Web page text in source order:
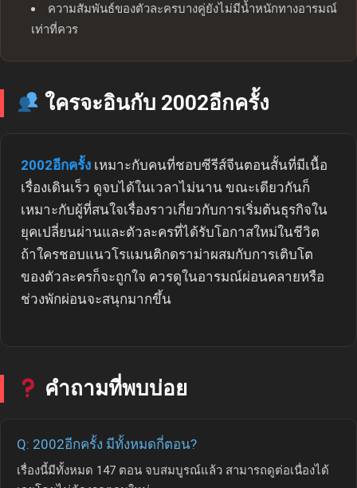
ความสัมพันธ์ของตัวละครบางคู่ยังไม่มีน้ำหนักทางอารมณ์
เท่าที่ควร
ใครจะอินกับ 2002อีกครั้ง
2002อีกครั้ง เหมาะกับคนที่ชอบซีรีส์จีนตอนสั้นที่มีเนื้อ
เรื่องเดินเร็ว ดูจบได้ในเวลาไม่นาน ขณะเดียวกันก็
เหมาะกับผู้ที่สนใจเรื่องราวเกี่ยวกับการเริ่มต้นธุรกิจใน
ยุคเปลี่ยนผ่านและตัวละครที่ได้รับโอกาสใหม่ในชีวิต
ถ้าใครชอบแนวโรแมนติกดราม่าผสมกับการเติบโต
ของตัวละครก็จะถูกใจ ควรดูในอารมณ์ผ่อนคลายหรือ
ช่วงพักผ่อนจะสนุกมากขึ้น
คำถามที่พบบ่อย
Q: 2002อีกครั้ง มีทั้งหมดกี่ตอน?
เรื่องนี้มีทั้งหมด 147 ตอน จบสมบูรณ์แล้ว สามารถดูต่อเนื่องได้